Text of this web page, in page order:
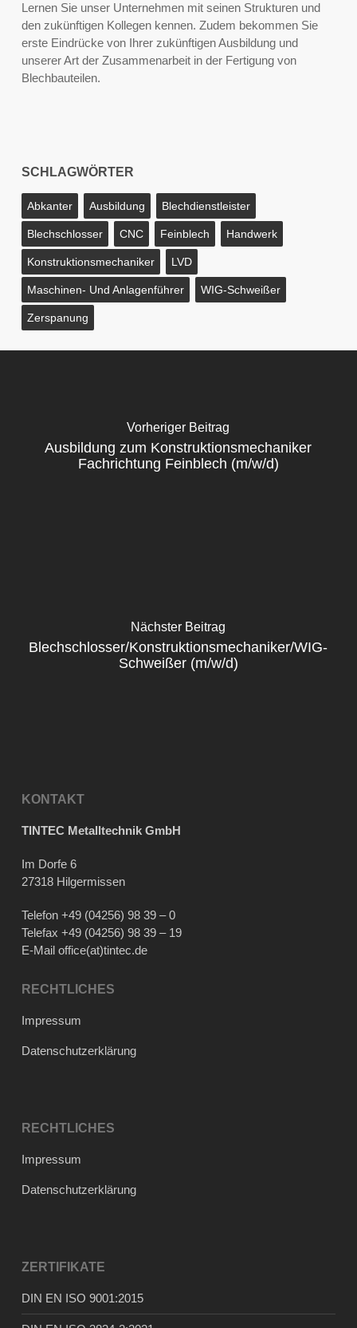
Lernen Sie unser Unternehmen mit seinen Strukturen und
den zukünftigen Kollegen kennen. Zudem bekommen Sie
erste Eindrücke von Ihrer zukünftigen Ausbildung und
unserer Art der Zusammenarbeit in der Fertigung von
Blechbauteilen.
SCHLAGWÖRTER
Abkanter Ausbildung Blechdienstleister
Blechschlosser CNC Feinblech Handwerk
Konstruktionsmechaniker LVD
Maschinen- Und Anlagenführer WIG-Schweißer
Zerspanung
Vorheriger Beitrag
Ausbildung zum Konstruktionsmechaniker
Fachrichtung Feinblech (m/w/d)
Nächster Beitrag
Blechschlosser/Konstruktionsmechaniker/WIG-
Schweißer (m/w/d)
KONTAKT
TINTEC Metalltechnik GmbH
Im Dorfe 6
27318 Hilgermissen
Telefon +49 (04256) 98 39 – 0
Telefax +49 (04256) 98 39 – 19
E-Mail office(at)tintec.de
RECHTLICHES
Impressum
Datenschutzerklärung
RECHTLICHES
Impressum
Datenschutzerklärung
ZERTIFIKATE
DIN EN ISO 9001:2015